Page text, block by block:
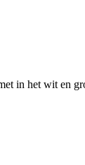
in het wit en